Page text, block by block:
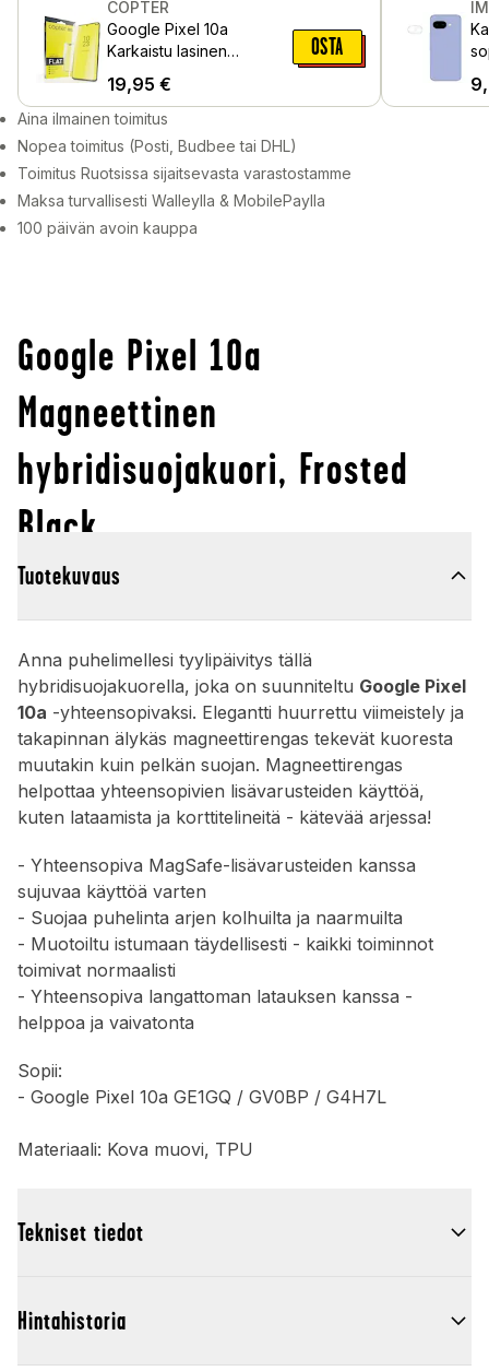
COPTER
Google Pixel 10a
Karkaistu lasinen
19,95 €
OSTA
Aina ilmainen toimitus
Nopea toimitus (Posti, Budbee tai DHL)
Toimitus Ruotsissa sijaitsevasta varastostamme
Maksa turvallisesti Walleylla & MobilePaylla
100 päivän avoin kauppa
Google Pixel 10a
Magneettinen
hybridisuojakuori, Frosted
Black
Tuotekuvaus
Anna puhelimellesi tyylipäivitys tällä
hybridisuojakuorella, joka on suunniteltu Google Pixel
10a -yhteensopivaksi. Elegantti huurrettu viimeistely ja
takapinnan älykäs magneettirengas tekevät kuoresta
muutakin kuin pelkän suojan. Magneettirengas
helpottaa yhteensopivien lisävarusteiden käyttöä,
kuten lataamista ja korttitelineitä - kätevää arjessa!
- Yhteensopiva MagSafe-lisävarusteiden kanssa
sujuvaa käyttöä varten
- Suojaa puhelinta arjen kolhuilta ja naarmuilta
- Muotoiltu istumaan täydellisesti - kaikki toiminnot
toimivat normaalisti
- Yhteensopiva langattoman latauksen kanssa -
helppoa ja vaivatonta
Sopii:
- Google Pixel 10a GE1GQ / GV0BP / G4H7L
Materiaali: Kova muovi, TPU
Tekniset tiedot
Hintahistoria